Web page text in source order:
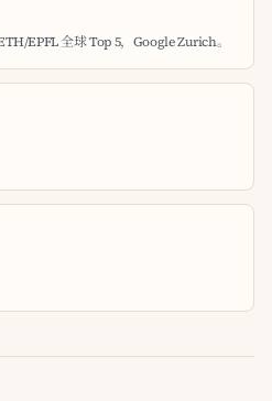
EPFL 全球 Top 5，Google Zurich。